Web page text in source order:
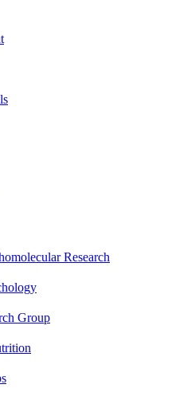
Research
Group